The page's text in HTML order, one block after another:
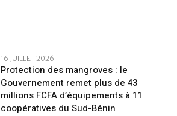
16 JUILLET 2026
Protection des mangroves : le
Gouvernement remet plus de 43
millions FCFA d’équipements à 11
coopératives du Sud-Bénin